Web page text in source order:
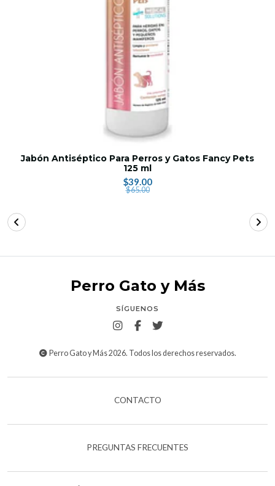
Jabón Antiséptico Para Perros y Gatos Fancy Pets
125 ml
$39.00
$65.00
Perro Gato y Más
SÍGUENOS
Perro Gato y Más 2026. Todos los derechos reservados.
CONTACTO
PREGUNTAS FRECUENTES